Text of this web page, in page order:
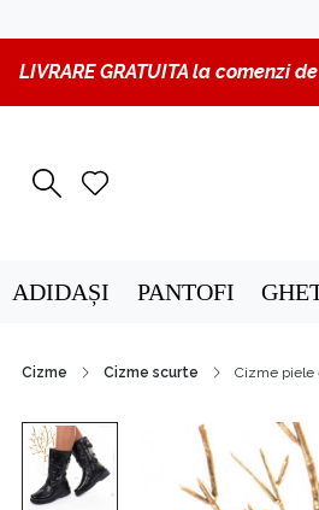
LIVRARE GRATUITA la comenzi
ADIDAȘI PANTOFI
Cizme Cizme scurte Cizme piele